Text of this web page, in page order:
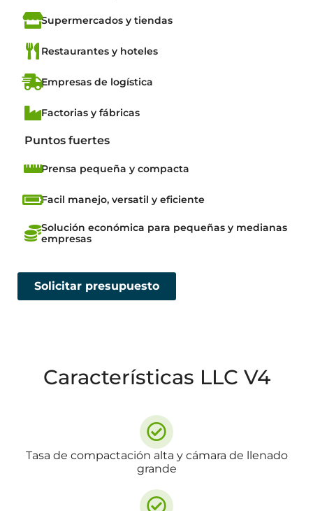
Supermercados y tiendas
Restaurantes y hoteles
Empresas de logística
Factorias y fábricas
Puntos fuertes
Prensa pequeña y compacta
Facil manejo, versatil y eficiente
Solución económica para pequeñas y medianas
empresas
Solicitar presupuesto
Características LLC V4
Tasa de compactación alta y cámara de llenado
grande